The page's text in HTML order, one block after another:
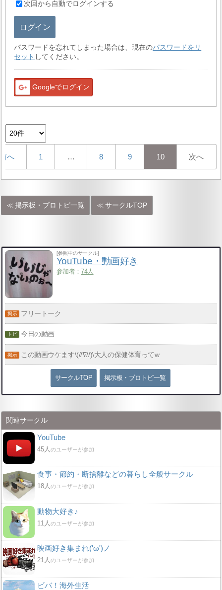
次回から自動でログインする
ログイン
パスワードを忘れてしまった場合は、現在のパスワードをリ
セット してください。
Googleでログイン
へ 1 … 8 9 10 次へ
掲示板・ブロトピ一覧 サークルTOP
[参照中のサークル]
YouTube・動画好き
参加者：74人
フリートーク
今日の動画
この動画ウケます\(//∇//)\大人の保健体育ってw
サークルTOP 掲示板・ブロトピ一覧
関連サークル
YouTube
45人のユーザーが参加
食事・節約・断捨離などの暮らし全般サークル
18人のユーザーが参加
動物大好き♪
11人のユーザーが参加
映画好き集まれ('ω')ノ
21人のユーザーが参加
ビバ！海外生活